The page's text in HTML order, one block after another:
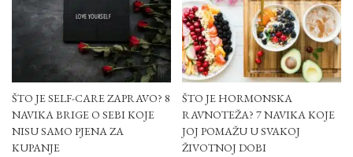
ŠTO JE SELF-CARE ZAPRAVO? 8
NAVIKA BRIGE O SEBI KOJE
NISU SAMO PJENA ZA
KUPANJE
ŠTO JE HORMONSKA
RAVNOTEŽA? 7 NAVIKA KOJE
JOJ POMAŽU U SVAKOJ
ŽIVOTNOJ DOBI